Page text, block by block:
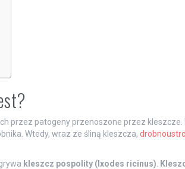
przez patogeny przenoszone przez kleszcze.
Wtedy, wraz ze śliną kleszcza,
kleszcz pospolity (Ixodes ricinus)